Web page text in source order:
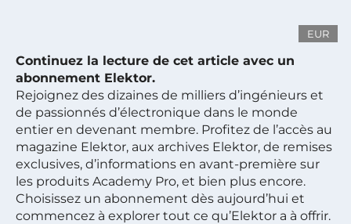
EUR
Continuez la lecture de cet article avec un
abonnement Elektor.
Rejoignez des dizaines de milliers d’ingénieurs et
de passionnés d’électronique dans le monde
entier en devenant membre. Profitez de l’accès au
magazine Elektor, aux archives Elektor, de remises
exclusives, d’informations en avant-première sur
les produits Academy Pro, et bien plus encore.
Choisissez un abonnement dès aujourd’hui et
commencez à explorer tout ce qu’Elektor a à offrir.